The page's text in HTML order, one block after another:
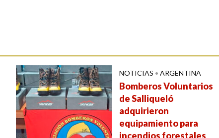
NOTICIAS • ARGENTINA
Bomberos Voluntarios
de Salliqueló
adquirieron
equipamiento para
incendios forestales